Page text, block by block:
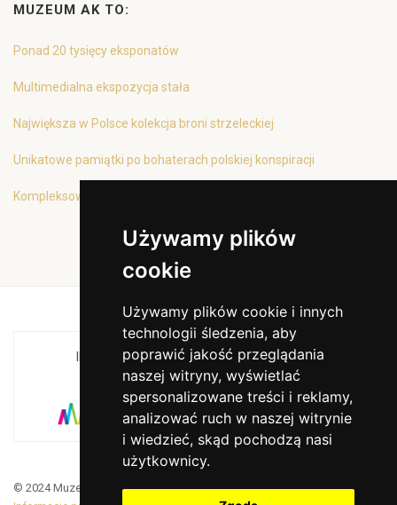
Używamy plików
cookie
Używamy plików cookie i innych
technologii śledzenia, aby
poprawić jakość przeglądania
naszej witryny, wyświetlać
spersonalizowane treści i reklamy,
analizować ruch w naszej witrynie
i wiedzieć, skąd pochodzą nasi
użytkownicy.
MUZEUM AK TO:
Ponad 20 tysięcy eksponatów
Multimedialna ekspozycja stała
Największa w Polsce kolekcja broni strzeleckiej
Unikatowe pamiątki po bohaterach polskiej konspiracji
Kompleksowa oferta edukacyjna
INSTYTUCJA KULTURY MIASTA KRAKOWA I
WOJEWÓDZTWA MAŁOPOLSKIEGO
© 2024 Muzeum Armii Krajowej. Translated by Google Translate